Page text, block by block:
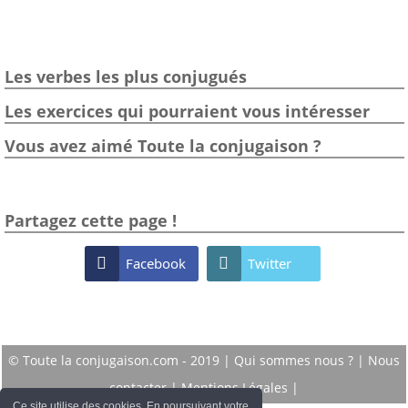
Les verbes les plus conjugués
Les exercices qui pourraient vous intéresser
Vous avez aimé Toute la conjugaison ?
Partagez cette page !
 Facebook  Twitter
© Toute la conjugaison.com - 2019 | Qui sommes nous ? | Nous
contacter|Mentions Légales |